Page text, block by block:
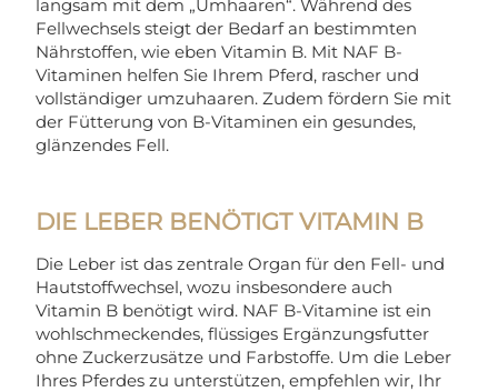
langsam mit dem „Umhaaren“. Während des
Fellwechsels steigt der Bedarf an bestimmten
Nährstoffen, wie eben Vitamin B. Mit NAF B-
Vitaminen helfen Sie Ihrem Pferd, rascher und
vollständiger umzuhaaren. Zudem fördern Sie mit
der Fütterung von B-Vitaminen ein gesundes,
glänzendes Fell.
DIE LEBER BENÖTIGT VITAMIN B
Die Leber ist das zentrale Organ für den Fell- und
Hautstoffwechsel, wozu insbesondere auch
Vitamin B benötigt wird. NAF B-Vitamine ist ein
wohlschmeckendes, flüssiges Ergänzungsfutter
ohne Zuckerzusätze und Farbstoffe. Um die Leber
Ihres Pferdes zu unterstützen, empfehlen wir, Ihr